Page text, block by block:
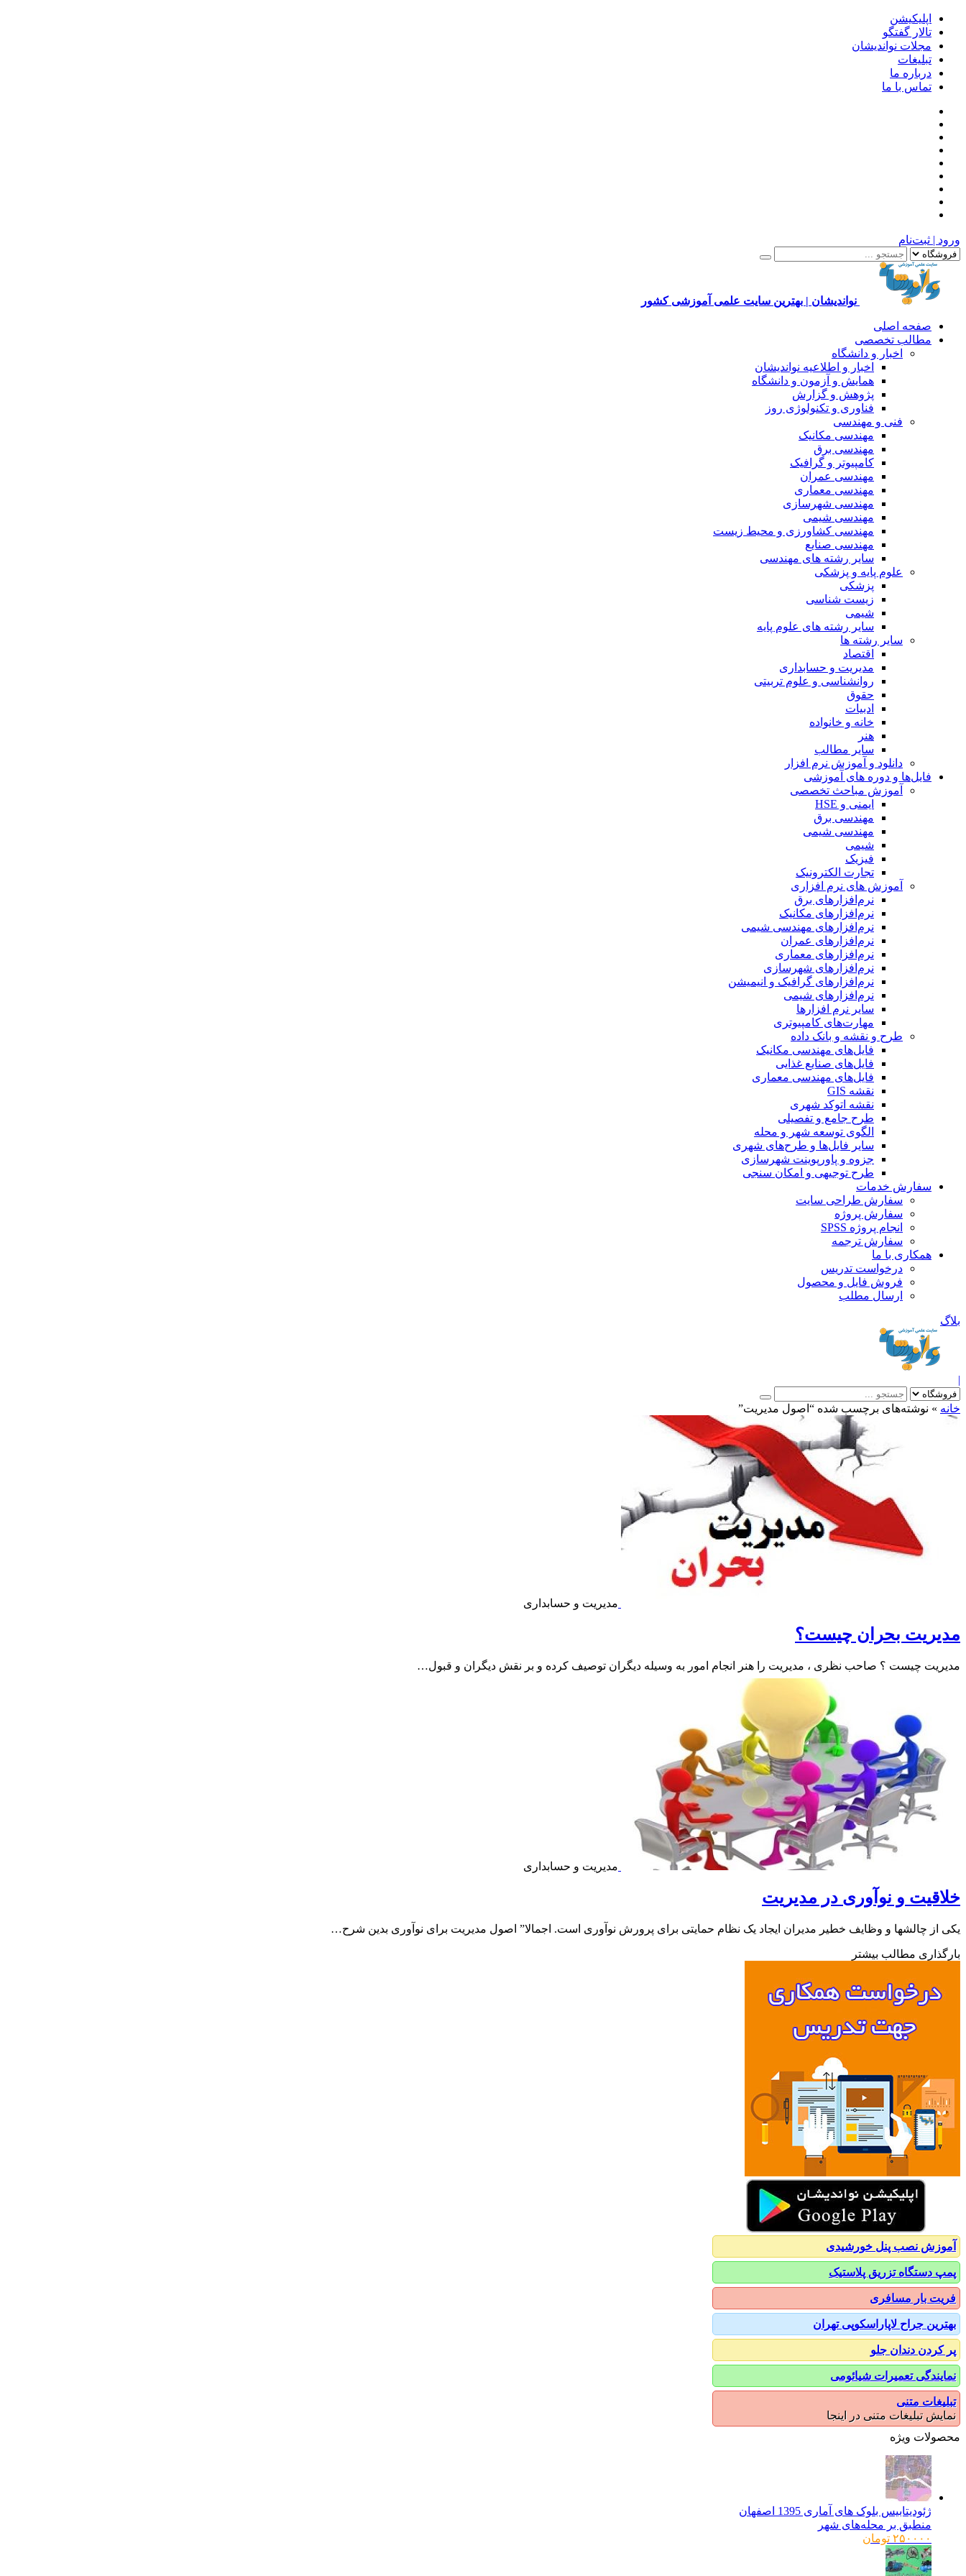
اپلیکیشن
تالار گفتگو
مجلات نواندیشان
تبلیغات
درباره ما
تماس با ما
ورود | ثبت‌نام
نواندیشان | بهترین سایت علمی آموزشی کشور
صفحه اصلی
مطالب تخصصی
اخبار و دانشگاه
اخبار و اطلاعیه نواندیشان
همایش و آزمون و دانشگاه
پژوهش و گزارش
فناوری و تکنولوژی روز
فنی و مهندسی
مهندسی مکانیک
مهندسی برق
کامپیوتر و گرافیک
مهندسی عمران
مهندسی معماری
مهندسی شهرسازی
مهندسی شیمی
مهندسی کشاورزی و محیط زیست
مهندسی صنایع
سایر رشته های مهندسی
علوم پایه و پزشکی
پزشکی
زیست شناسی
شیمی
سایر رشته های علوم پایه
سایر رشته ها
اقتصاد
مدیریت و حسابداری
روانشناسی و علوم تربیتی
حقوق
ادبیات
خانه و خانواده
هنر
سایر مطالب
دانلود و آموزش نرم افزار
فایل‌ها و دوره های آموزشی
آموزش مباحث تخصصی
ایمنی و HSE
مهندسی برق
مهندسی شیمی
شیمی
فیزیک
تجارت الکترونیک
آموزش های نرم افزاری
نرم‌افزارهای برق
نرم‌افزارهای مکانیک
نرم‌افزارهای مهندسی شیمی
نرم‌افزارهای عمران
نرم‌افزارهای معماری
نرم‌افزارهای شهرسازی
نرم‌افزارهای گرافیک و انیمیشن
نرم‌افزارهای شیمی
سایر نرم افزارها
مهارت‌های کامپیوتری
طرح و نقشه و بانک داده
فایل‌های مهندسی مکانیک
فایل‌های صنایع غذایی
فایل‌های مهندسی معماری
نقشه GIS
نقشه اتوکد شهری
طرح جامع و تفصیلی
الگوی توسعه شهر و محله
سایر فایل‌ها و طرح‌های شهری
جزوه و پاورپوینت شهرسازی
طرح توجیهی و امکان سنجی
سفارش خدمات
سفارش طراحی سایت
سفارش پروژه
انجام پروژه SPSS
سفارش ترجمه
همکاری با ما
درخواست تدریس
فروش فایل و محصول
ارسال مطلب
بلاگ
|
خانه » نوشته‌های برچسب شده “اصول مدیریت”
مدیریت و حسابداری
مدیریت بحران چیست؟
مدیریت چیست ؟ صاحب نظری ، مدیریت را هنر انجام امور به وسیله دیگران توصیف کرده و بر نقش دیگران و قبول…
مدیریت و حسابداری
خلاقیت و نوآوری در مدیریت
یکی از چالشها و وظایف خطیر مدیران ایجاد یک نظام حمایتی برای پرورش نوآوری است. اجمالا” اصول مدیریت برای نوآوری بدین شرح…
بارگذاری مطالب بیشتر
آموزش نصب پنل خورشیدی
پمپ دستگاه تزریق پلاستیک
فریت بار مسافری
بهترین جراح لاپاراسکوپی تهران
پر کردن دندان جلو
نمایندگی تعمیرات شیائومی
تبلیغات متنی
نمایش تبلیغات متنی در اینجا
محصولات ویژه
ژئودیتابیس بلوک های آماری 1395 اصفهان
منطبق بر محله‌های شهر
۲۵۰۰۰۰ تومان